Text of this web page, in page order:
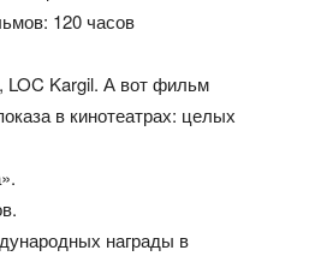
120 часов
LOC Kargil. А вот фильм
в кинотеатрах: целых
награды в